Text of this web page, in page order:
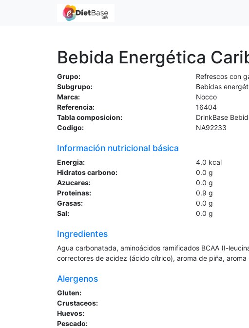
Bebida Energética
Grupo:
Refrescos con
Subgrupo:
Bebidas
Marca:
Nocco
Referencia:
16404
Tabla composicion:
DrinkBase
Codigo:
NA92233
Información nutricional básica
Energia: 4.0 kcal
Hidratos carbono:
0.0 g
Azucares:
0.0 g
Proteinas:
0.9 g
Grasas:
0.0 g
Sal:
0.0 g
Ingredientes
Agua carbonatada, aminoácidos ramificados BCAA (I-
correctores de acidez (ácido cítrico), aroma de piña,
Alergenos
Gluten:
Crustaceos:
Huevos:
Pescado: